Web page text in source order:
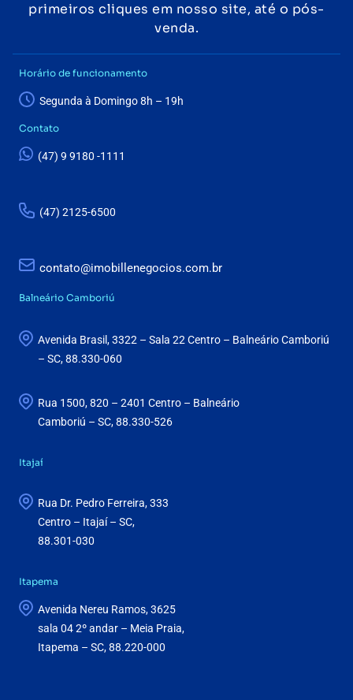
primeiros cliques em nosso site, até o pós-
venda.
Horário de funcionamento
Segunda à Domingo 8h – 19h
Contato
(47) 9 9180 -1111
(47) 2125-6500
contato@imobillenegocios.com.br
Balneário Camboriú
Avenida Brasil, 3322 – Sala 22 Centro – Balneário Camboriú
– SC, 88.330-060
Rua 1500, 820 – 2401 Centro – Balneário
Camboriú – SC, 88.330-526
Itajaí
Rua Dr. Pedro Ferreira, 333
Centro – Itajaí – SC,
88.301-030
Itapema
Avenida Nereu Ramos, 3625
sala 04 2º andar – Meia Praia,
Itapema – SC, 88.220-000